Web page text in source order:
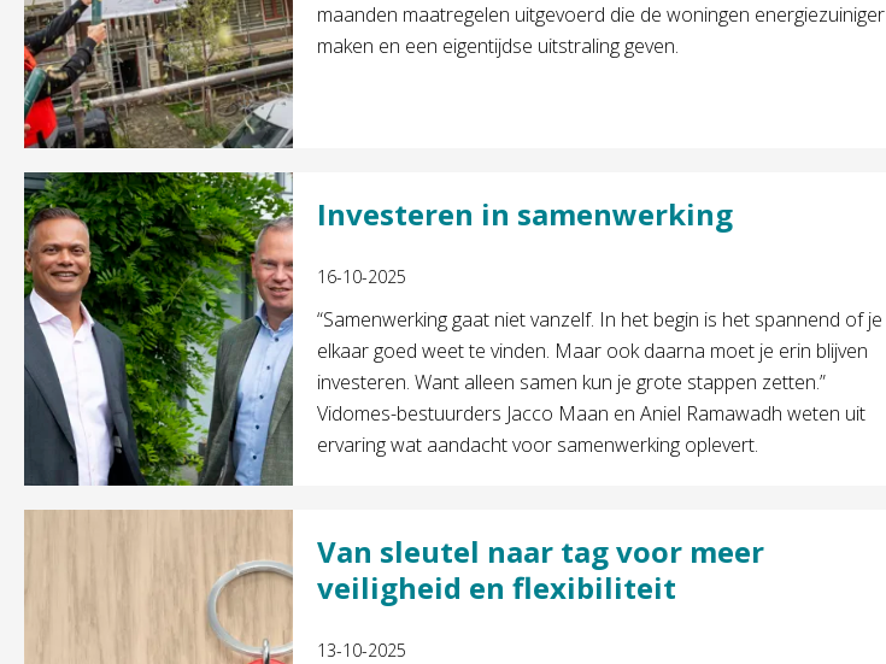
maanden maatregelen uitgevoerd die de woningen energiezuiniger
maken en een eigentijdse uitstraling geven.
Investeren in samenwerking
16-10-2025
“Samenwerking gaat niet vanzelf. In het begin is het spannend of je
elkaar goed weet te vinden. Maar ook daarna moet je erin blijven
investeren. Want alleen samen kun je grote stappen zetten.”
Vidomes-bestuurders Jacco Maan en Aniel Ramawadh weten uit
ervaring wat aandacht voor samenwerking oplevert.
Van sleutel naar tag voor meer
veiligheid en flexibiliteit
13-10-2025